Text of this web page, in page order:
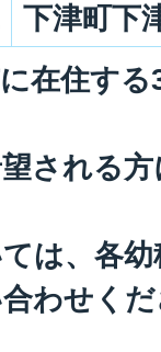
下津町下
在住す
される
は、各
わせく